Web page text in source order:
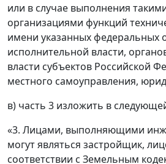
или в случае выполнения
организациями функций
имени указанных федеральных
исполнительной власти,
власти субъектов Российской
местного самоуправления,
в) часть 3 изложить в
«3. Лицами, выполняющими
могут являться застройщик,
соответствии с Земельным